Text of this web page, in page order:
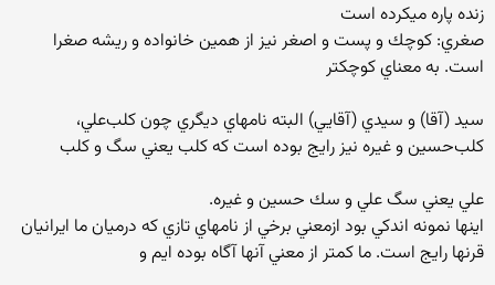
زنده پاره ميكرده است
صغري: كوچك و پست و اصغر نيز از همين خانواده و ريشه صغرا
است. به معناي كوچكتر
سيد (آقا) و سيدي (آقايي) البته نامهاي ديگري چون كلب‌علي،
كلب‌حسين و غيره نيز رايج بوده است كه كلب يعني سگ و كلب
علي يعني سگ علي و سك حسين و غيره.
اينها نمونه اندكي بود ازمعني برخي از نامهاي تازي كه درميان ما ايرانيان
قرنها رايج است. ما كمتر از معني آنها آگاه بوده ايم و